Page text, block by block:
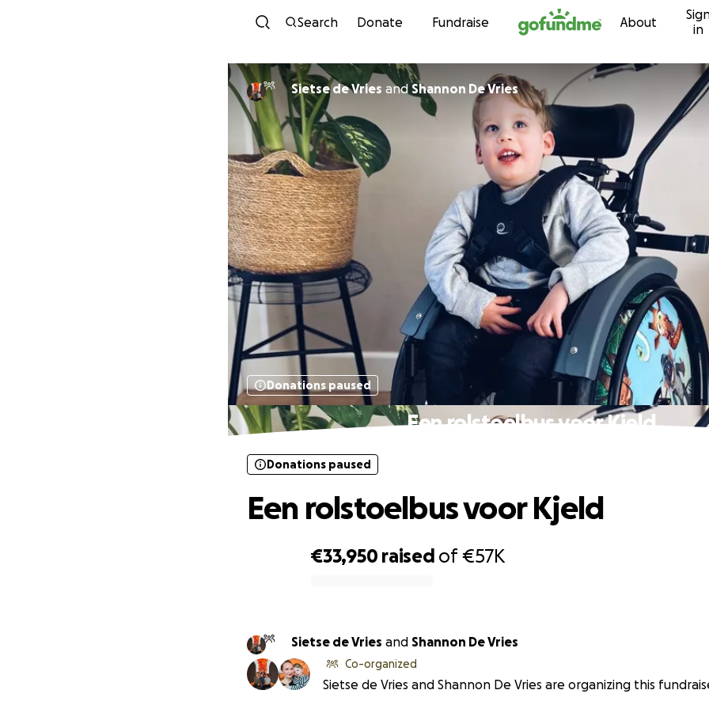
Skip to content
Search Donate Fundraise About
in
Sietse de Vries and Shannon De Vries
Donations paused
Een rolstoelbus voor Kjeld
€33,950 raised of€57K
Donations paused
Een rolstoelbus voor Kjeld
Sietse de Vries and Shannon De Vries
Co-organized
Sietse de Vries and Shannon De Vries are organizing this